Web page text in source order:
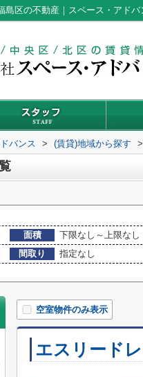
島区の不動産｜スペース・アドバ
バンス > (賃貸)地域から探す >
面積
下限なし～上限なし
間取り
指定なし
空室物件のみ表示
エスリード